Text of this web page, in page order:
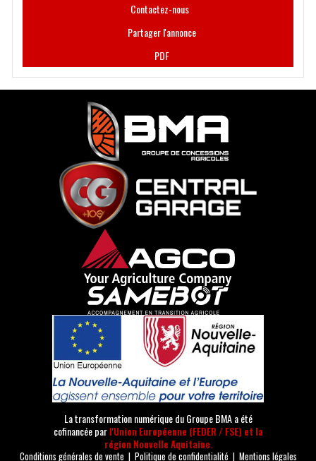
Contactez-nous
Partager l'annonce
PDF
La transformation numérique du Groupe BMA a été
cofinancée parl'Union Européenne (FEDER / FSE) et la
région Nouvelle Aquitaine.
Conditions générales de vente | Politique de confidentialité | Mentions légales